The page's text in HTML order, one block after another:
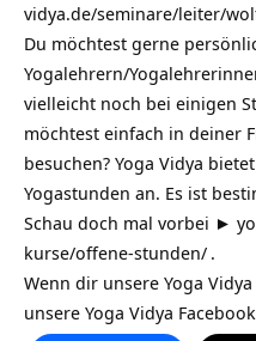
vidya.de/seminare/leiter/
Du möchtest gerne
Yogalehrern/
vielleicht noch bei einigen
möchtest einfach in deiner
besuchen? Yoga Vidya
Yogastunden an. Es ist
Schau doch mal vorbei ►
kurse/offene-stunden/ .
Wenn dir unsere Yoga
unsere Yoga Vidya